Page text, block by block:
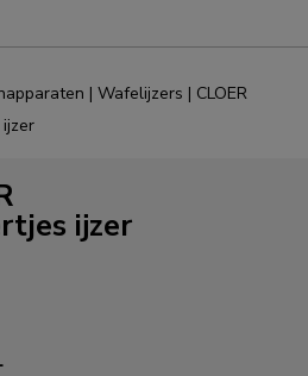
| Wafelijzers | CLOER
ijzer